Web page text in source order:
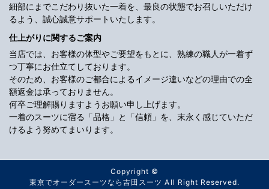
細部にまでこだわり抜いた一着を、最良の状態でお召しいただけ
るよう、誠心誠意サポートいたします。
仕上がりに関するご案内
当店では、お客様の体型やご要望をもとに、熟練の職人が一着ず
つ丁寧にお仕立てしております。
そのため、お客様のご都合によるイメージ違いなどの理由での全
額返金は承っておりません。
何卒ご理解賜りますようお願い申し上げます。
一着のスーツに宿る「品格」と「信頼」を、末永く感じていただ
けるよう努めてまいります。
Copyright ©
東京でオーダースーツなら吉田スーツ All Right Reserved.